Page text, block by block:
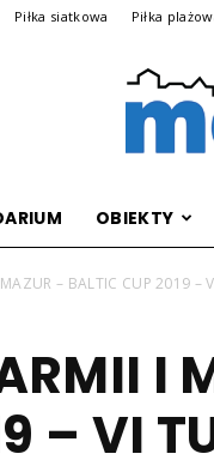
Piłka siatkowa Piłka
OBIEKTY
– BALTIC CUP 2019 –
I
– VI